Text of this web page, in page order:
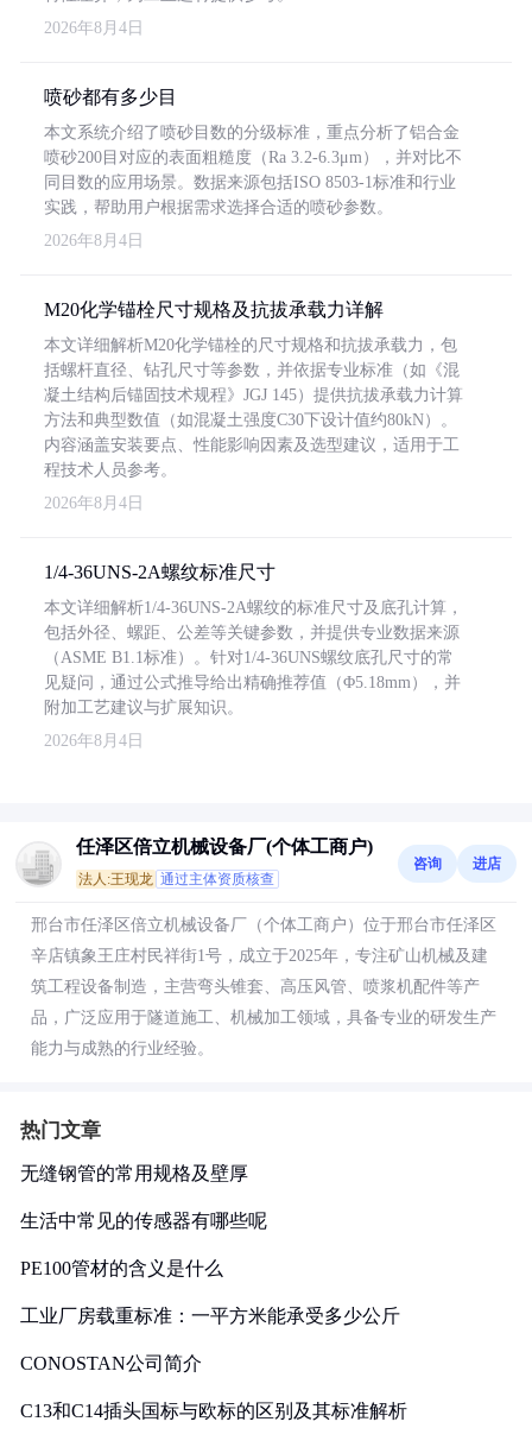
2026年8月4日
喷砂都有多少目
本文系统介绍了喷砂目数的分级标准，重点分析了铝合金
喷砂200目对应的表面粗糙度（Ra 3.2-6.3μm），并对比不
同目数的应用场景。数据来源包括ISO 8503-1标准和行业
实践，帮助用户根据需求选择合适的喷砂参数。
2026年8月4日
M20化学锚栓尺寸规格及抗拔承载力详解
本文详细解析M20化学锚栓的尺寸规格和抗拔承载力，包
括螺杆直径、钻孔尺寸等参数，并依据专业标准（如《混
凝土结构后锚固技术规程》JGJ 145）提供抗拔承载力计算
方法和典型数值（如混凝土强度C30下设计值约80kN）。
内容涵盖安装要点、性能影响因素及选型建议，适用于工
程技术人员参考。
2026年8月4日
1/4-36UNS-2A螺纹标准尺寸
本文详细解析1/4-36UNS-2A螺纹的标准尺寸及底孔计算，
包括外径、螺距、公差等关键参数，并提供专业数据来源
（ASME B1.1标准）。针对1/4-36UNS螺纹底孔尺寸的常
见疑问，通过公式推导给出精确推荐值（Φ5.18mm），并
附加工艺建议与扩展知识。
2026年8月4日
任泽区倍立机械设备厂(个体工商户)
法人:王现龙 通过主体资质核查
咨询 进店
邢台市任泽区倍立机械设备厂（个体工商户）位于邢台市任泽区
辛店镇象王庄村民祥街1号，成立于2025年，专注矿山机械及建
筑工程设备制造，主营弯头锥套、高压风管、喷浆机配件等产
品，广泛应用于隧道施工、机械加工领域，具备专业的研发生产
能力与成熟的行业经验。
热门文章
无缝钢管的常用规格及壁厚
生活中常见的传感器有哪些呢
PE100管材的含义是什么
工业厂房载重标准：一平方米能承受多少公斤
CONOSTAN公司简介
C13和C14插头国标与欧标的区别及其标准解析